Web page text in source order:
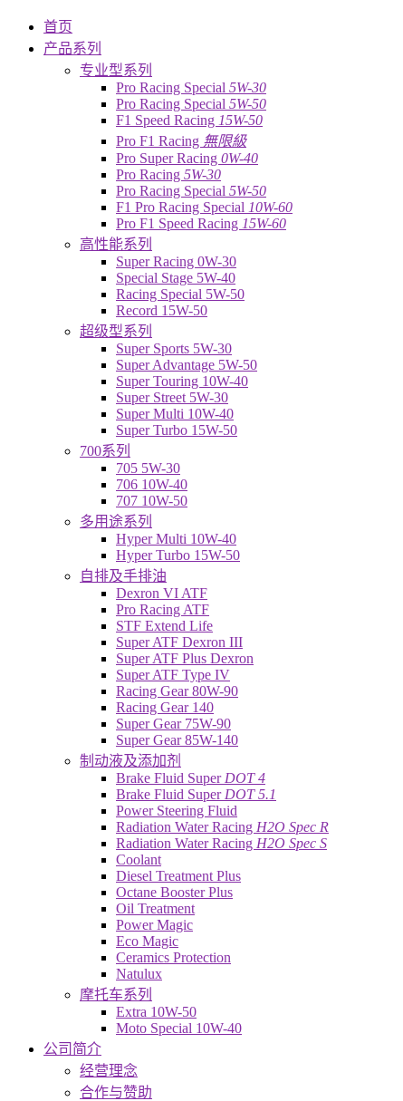
首页
产品系列
专业型系列
Pro Racing Special 5W-30
Pro Racing Special 5W-50
F1 Speed Racing 15W-50
Pro F1 Racing 無限級
Pro Super Racing 0W-40
Pro Racing 5W-30
Pro Racing Special 5W-50
F1 Pro Racing Special 10W-60
Pro F1 Speed Racing 15W-60
高性能系列
Super Racing 0W-30
Special Stage 5W-40
Racing Special 5W-50
Record 15W-50
超级型系列
Super Sports 5W-30
Super Advantage 5W-50
Super Touring 10W-40
Super Street 5W-30
Super Multi 10W-40
Super Turbo 15W-50
700系列
705 5W-30
706 10W-40
707 10W-50
多用途系列
Hyper Multi 10W-40
Hyper Turbo 15W-50
自排及手排油
Dexron VI ATF
Pro Racing ATF
STF Extend Life
Super ATF Dexron III
Super ATF Plus Dexron
Super ATF Type IV
Racing Gear 80W-90
Racing Gear 140
Super Gear 75W-90
Super Gear 85W-140
制动液及添加剂
Brake Fluid Super DOT 4
Brake Fluid Super DOT 5.1
Power Steering Fluid
Radiation Water Racing H2O Spec R
Radiation Water Racing H2O Spec S
Coolant
Diesel Treatment Plus
Octane Booster Plus
Oil Treatment
Power Magic
Eco Magic
Ceramics Protection
Natulux
摩托车系列
Extra 10W-50
Moto Special 10W-40
公司简介
经营理念
合作与赞助